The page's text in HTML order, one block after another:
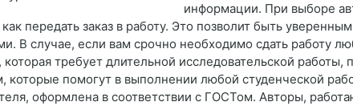
информации. При выборе
передать заказ в работу. Это позволит быть
В случае, если вам срочно необходимо сдать работу
которая требует длительной исследовательской
которые помогут в выполнении любой студенческой
оформлена в соответствии с ГОСТом. Авторы,